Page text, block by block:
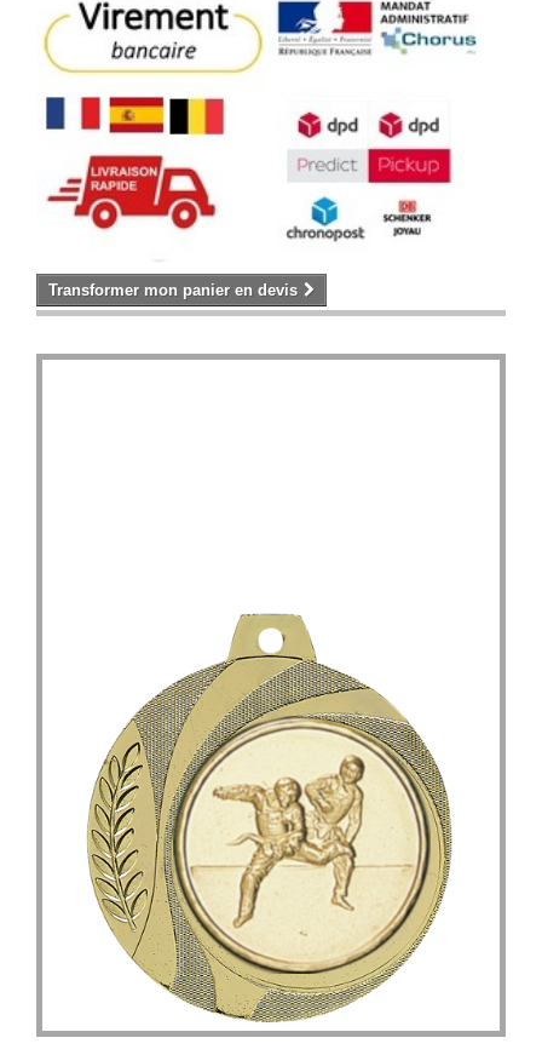
Transformer mon panier en devis